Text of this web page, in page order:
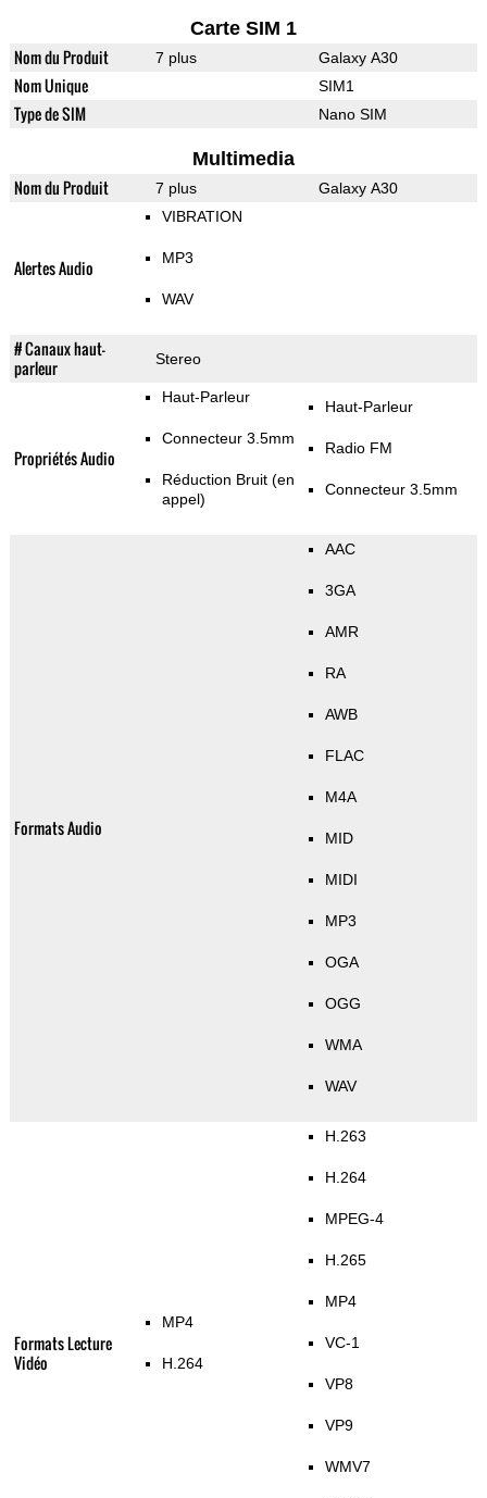
Carte SIM 1
Nom du Produit 7 plus Galaxy A30
Nom Unique SIM1
Type de SIM Nano SIM
Multimedia
Nom du Produit 7 plus Galaxy A30
Alertes Audio
VIBRATION
MP3
WAV
# Canaux haut-
parleur
Stereo
Propriétés Audio
Haut-Parleur
Connecteur 3.5mm
Réduction Bruit (en
appel)
Haut-Parleur
Radio FM
Connecteur 3.5mm
Formats Audio
AAC
3GA
AMR
RA
AWB
FLAC
M4A
MID
MIDI
MP3
OGA
OGG
WMA
WAV
Formats Lecture
Vidéo
MP4
H.264
H.263
H.264
MPEG-4
H.265
MP4
VC-1
VP8
VP9
WMV7